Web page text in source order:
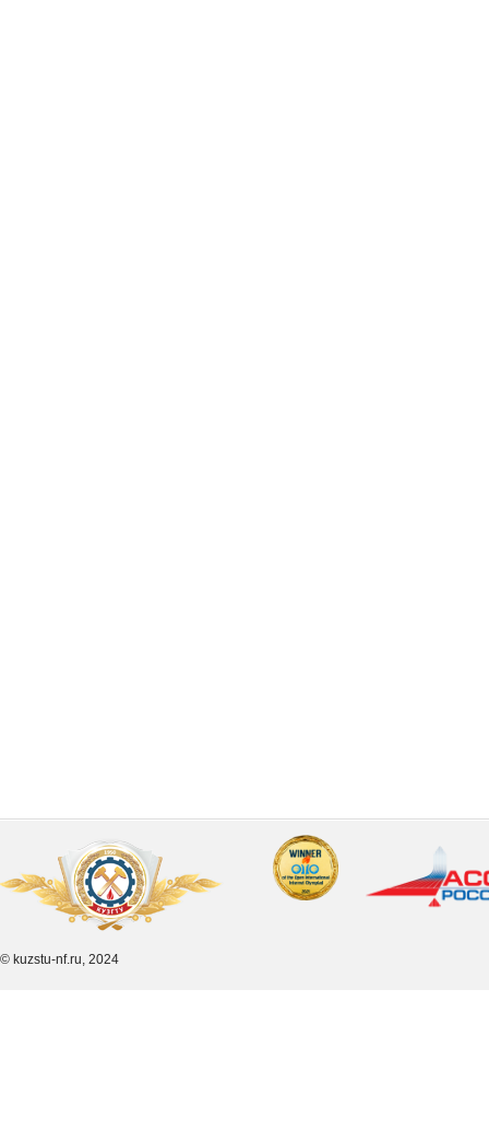
© kuzstu-nf.ru, 2024